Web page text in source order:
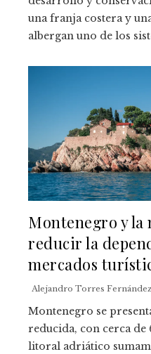
una franja costera y
albergan uno de los
Montenegro y la
reducir la
mercados
Alejandro Torres Fernández
Montenegro se
reducida, con cerca
litoral adriático